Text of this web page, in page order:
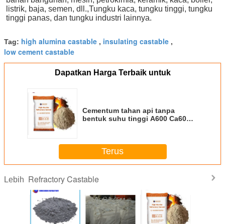
listrik, baja, semen, dll.,Tungku kaca, tungku tinggi, tungku
tinggi panas, dan tungku industri lainnya.
Tag: high alumina castable , insulating castable ,
low cement castable
Dapatkan Harga Terbaik untuk
Cementum tahan api tanpa
bentuk suhu tinggi A600 Ca60
tungku
Terus
Lebih Refractory Castable